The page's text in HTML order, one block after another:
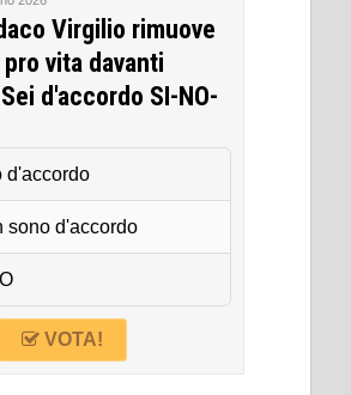
Virgilio rimuove
vita davanti
d'accordo SI-NO-
d'accordo
sono d'accordo
VOTA!